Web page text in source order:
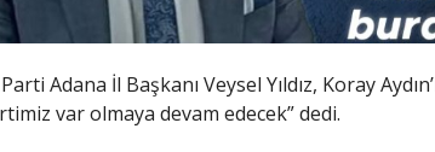
Adana İl Başkanı Veysel Yıldız, Koray
var olmaya devam edecek” dedi.